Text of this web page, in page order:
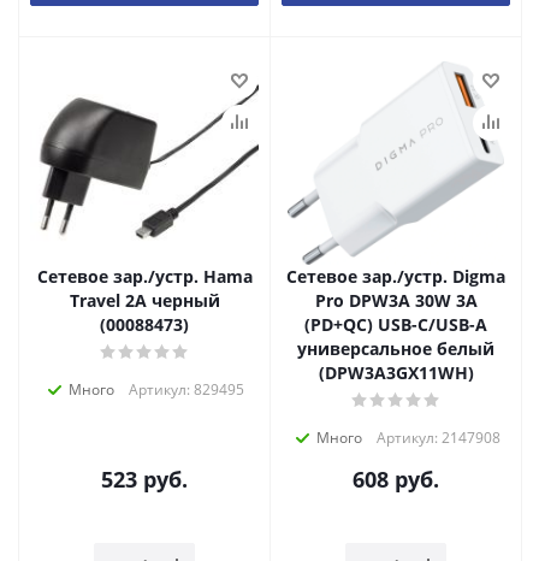
Сетевое зар./устр. Hama
Travel 2A черный
(00088473)
Много Артикул: 829495
523 руб.
Сетевое зар./устр. Digma
Pro DPW3A 30W 3A
(PD+QC) USB-C/USB-A
универсальное белый
(DPW3A3GX11WH)
Много Артикул: 2147908
608 руб.